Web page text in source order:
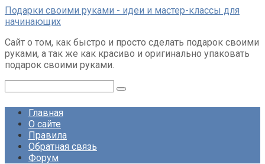
Перейти
к
Подарки своими руками - идеи и мастер-классы для
начинающих
Сайт о том, как быстро и просто сделать подарок своими
руками, а так же как красиво и оригинально упаковать
подарок своими руками.
Главная
О сайте
Правила
Обратная связь
Форум